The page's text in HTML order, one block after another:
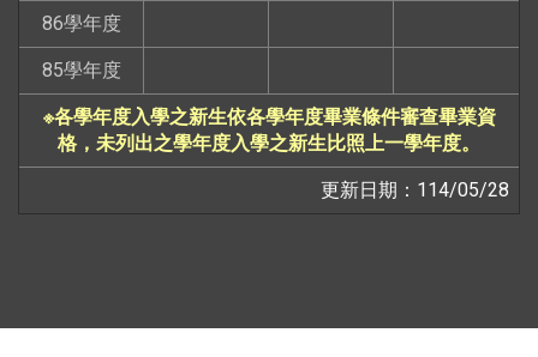
86學年度
85學年度
※各學年度入學之新生依各學年度畢業條件審查畢業資
格，未列出之學年度入學之新生比照上一學年度。
更新日期：114/05/28